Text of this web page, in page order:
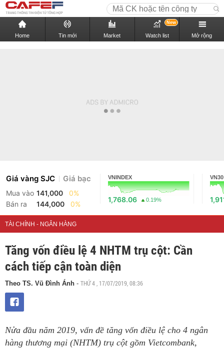
Home Tin mới Market Watch list
New
Mở rộng
Giá vàng SJC Giá bạc
Mua vào 141,000
0%
Bán ra
144,000 0%
VNINDEX
1,768.06 0.19%
VN30
TÀI CHÍNH - NGÂN HÀNG
Tăng vốn điều lệ 4 NHTM trụ cột: Cần
cách tiếp cận toàn diện
Theo TS. Vũ Đình Ánh - THỨ 4 , 17/07/2019, 08:36
Nửa đầu năm 2019, vấn đề tăng vốn điều lệ cho 4 ngân
hàng thương mại (NHTM) trụ cột gồm Vietcombank,